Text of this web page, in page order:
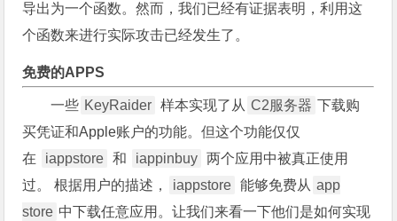
导出为一个函数。然而，我们已经有证据表明，利用这
个函数来进行实际攻击已经发生了。
免费的APPS
一些 KeyRaider 样本实现了从 C2服务器 下载购
买凭证和Apple账户的功能。但这个功能仅仅
在
iappstore 和 iappinbuy 两个应用中被真正使用
过。 根据用户的描述，
iappstore 能够免费从 app
store 中下载任意应用。让我们来看一下他们是如何实现